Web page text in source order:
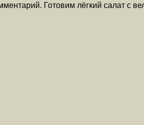
Готовим лёгкий салат с